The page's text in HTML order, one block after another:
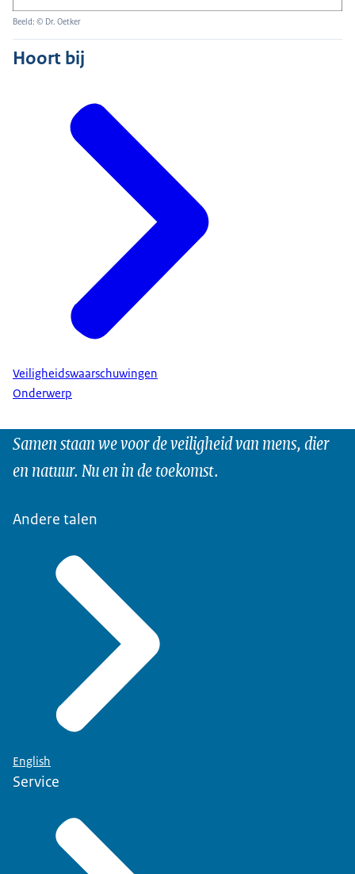
Beeld: © Dr. Oetker
Hoort bij
Veiligheidswaarschuwingen
Onderwerp
Samen staan we voor de veiligheid van mens, dier
en natuur. Nu en in de toekomst.
Andere talen
English
Service